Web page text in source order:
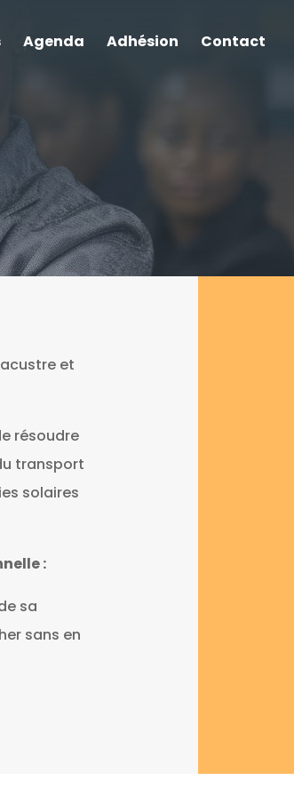
Agenda Adhésion Contact
et
résoudre
transport
solaires
:
sa
sans en